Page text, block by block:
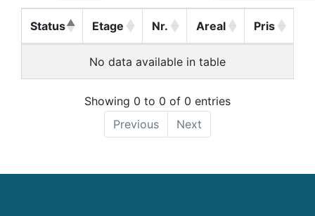
Status Etage Nr. Areal Pris
No data available in table
Showing 0 to 0 of 0 entries
Previous
Next